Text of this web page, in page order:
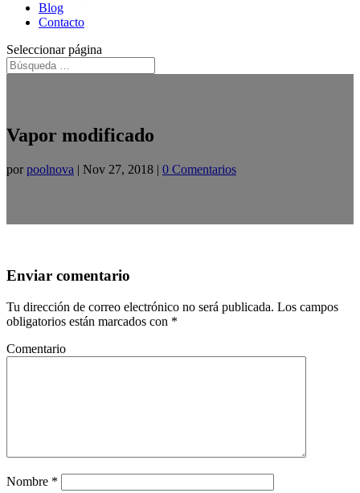
Blog
Contacto
Seleccionar página
Vapor modificado
porpoolnova | Nov 27, 2018 | 0 Comentarios
Enviar comentario
Tu dirección de correo electrónico no será publicada. Los campos
obligatorios están marcados con *
Comentario
Nombre *